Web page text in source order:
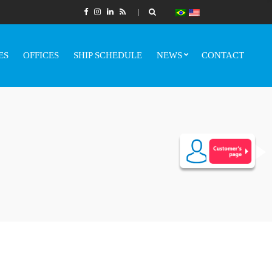
OFFICES SHIP SCHEDULE NEWS CONTACT